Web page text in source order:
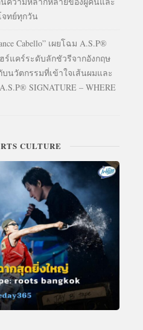
ทย์ทุกวัน
Cabello” เผยโฉม A.S.P®
ร์แคร์ระดับลักชัวรีจากอังกฤษ
นวัตกรรมที่เข้าใจเส้นผมและ
SIGNATURE – WHERE
CULTURE